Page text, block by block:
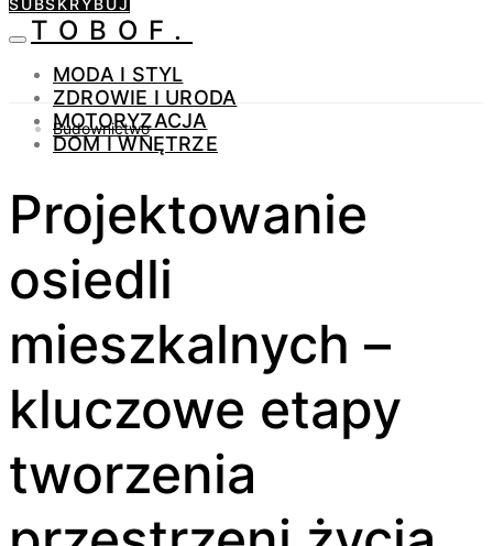
SUBSKRYBUJ
TOBOF.
MODA I STYL
ZDROWIE I URODA
MOTORYZACJA
DOM I WNĘTRZE
Budownictwo
Projektowanie
osiedli
mieszkalnych –
kluczowe etapy
tworzenia